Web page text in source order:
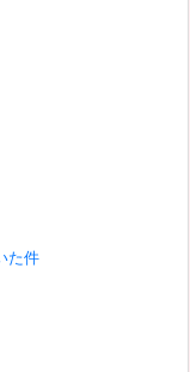
た件